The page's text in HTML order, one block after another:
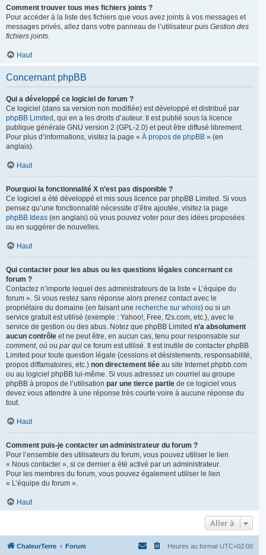
Comment trouver tous mes fichiers joints ?
Pour accéder à la liste des fichiers que vous avez joints à vos messages et
messages privés, allez dans votre panneau de l’utilisateur puis Gestion des
fichiers joints.
Haut
Concernant phpBB
Qui a développé ce logiciel de forum ?
Ce logiciel (dans sa version non modifiée) est développé et distribué par
phpBB Limited , qui en a les droits d’auteur. Il est publié sous la licence
publique générale GNU version 2 (GPL-2.0) et peut être diffusé librement.
Pour plus d’informations, visitez la page « À propos de phpBB » (en
anglais).
Haut
Pourquoi la fonctionnalité X n’est pas disponible ?
Ce logiciel a été développé et mis sous licence par phpBB Limited. Si vous
pensez qu’une fonctionnalité nécessite d’être ajoutée, visitez la page
phpBB Ideas (en anglais) où vous pouvez voter pour des idées proposées
ou en suggérer de nouvelles.
Haut
Qui contacter pour les abus ou les questions légales concernant ce
forum ?
Contactez n’importe lequel des administrateurs de la liste « L’équipe du
forum ». Si vous restez sans réponse alors prenez contact avec le
propriétaire du domaine (en faisant une recherche sur whois) ou si un
service gratuit est utilisé (exemple : Yahoo!, Free, f2s.com, etc.), avec le
service de gestion ou des abus. Notez que phpBB Limited n’a absolument
aucun contrôle et ne peut être, en aucun cas, tenu pour responsable sur
comment, où ou par qui ce forum est utilisé. Il est inutile de contacter phpBB
Limited pour toute question légale (cessions et désistements, responsabilité,
propos diffamatoires, etc.) non directement liée au site Internet phpbb.com
ou au logiciel phpBB lui-même. Si vous adressez un courriel au groupe
phpBB à propos de l’utilisation par une tierce partie de ce logiciel vous
devez vous attendre à une réponse très courte voire à aucune réponse du
tout.
Haut
Comment puis-je contacter un administrateur du forum ?
Pour l’ensemble des utilisateurs du forum, vous pouvez utiliser le lien
« Nous contacter », si ce dernier a été activé par un administrateur.
Pour les membres du forum, vous pouvez également utiliser le lien
« L’équipe du forum ».
Haut
Aller à
ChaleurTerre Forum Heures au format UTC+02:00